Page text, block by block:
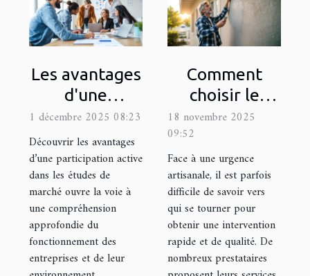
Les avantages
d'une
participation
active dans les
études de
marché
1 décembre 2025 08:23
Découvrir les avantages
d’une participation active
dans les études de
marché ouvre la voie à
une compréhension
approfondie du
fonctionnement des
entreprises et de leur
Comment
choisir le
meilleur
d'urgence
artisanale ?
18 novembre 2025
09:52
Face à une urgence
artisanale, il est parfois
difficile de savoir vers
qui se tourner pour
obtenir une intervention
rapide et de qualité. De
nombreux prestataires